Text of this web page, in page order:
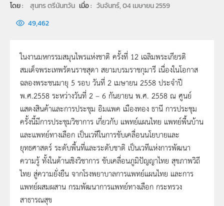
โดย : สุนทร ตรีนันทวัน เมื่อ : วันจันทร์, 04 เมษายน 2559
49,462
ในงานมหกรรมสมุนไพรแห่งชาติ ครั้งที่ 12 เฉลิมพระเกียรติ
สมเด็จพระเทพรัตนราชสุดา สยามบรมราชกุมารี เนื่องในโอกาส
ฉลองพระชนมายุ 5 รอบ วันที่ 2 เมษายน 2558 ประจำปี
พ.ศ.2558 ระหว่างวันที่ 2 – 6 กันยายน พ.ศ. 2558 ณ ศูนย์
แสดงสินค้าและการประชุม อิมแพค เมืองทอง ธานี การประชุม
ครั้งนี้มีการประชุมวิชาการ เกี่ยวกับ แพทย์แผนไทย แพทย์พื้นบ้าน
และแพทย์ทางเลือก เป็นเวทีในการขับเคลื่อนนโยบายและ
ยุทธศาสตร์ ระดับพื้นที่และระดับชาติ เป็นเวทีแห่งการพัฒนา
ความรู้ ทั้งในด้านเชิงวิชาการ ขับเคลื่อนภูมิปัญญาไทย สุขภาพวิถี
ไทย สู่ความยั่งยืน จากโรงพยาบาลการแพทย์แผนไทย และการ
แพทย์ผสมผสาน กรมพัฒนาการแพทย์ทางเลือก กระทรวง
สาธารณสุข